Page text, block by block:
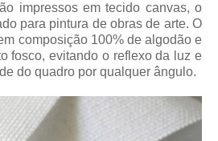
impressos em tecido canvas, o
para pintura de obras de arte. O
composição 100% de algodão e
fosco, evitando o reflexo da luz e
do quadro por qualquer ângulo.